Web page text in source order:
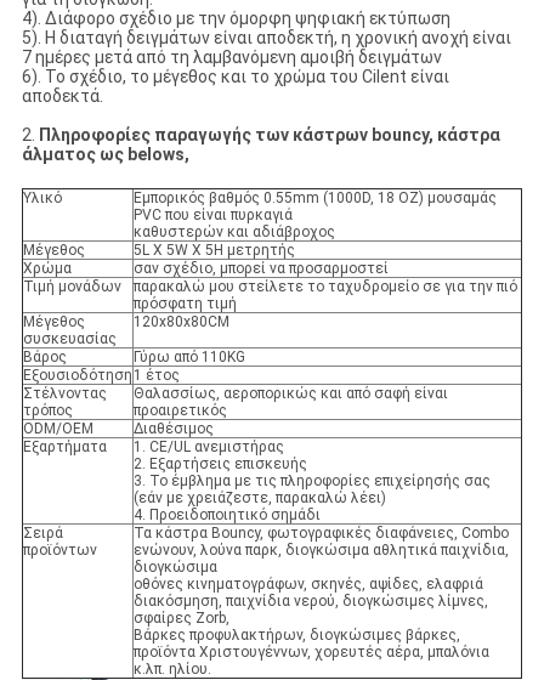
4). Διάφορο σχέδιο με την όμορφη ψηφιακή εκτύπωση
5). Η διαταγή δειγμάτων είναι αποδεκτή, η χρονική ανοχή είναι
7 ημέρες μετά από τη λαμβανόμενη αμοιβή δειγμάτων
6). Το σχέδιο, το μέγεθος και το χρώμα του Cilent είναι
αποδεκτά.
2. Πληροφορίες παραγωγής των κάστρων bouncy, κάστρα
άλματος ως belows,
Υλικό
Εμπορικός βαθμός 0.55mm (1000D, 18 OZ) μουσαμάς
PVC που είναι πυρκαγιά
καθυστερών και αδιάβροχος
Μέγεθος
5L Χ 5W Χ 5H μετρητής
Χρώμα
σαν σχέδιο, μπορεί να προσαρμοστεί
Τιμή μονάδων
παρακαλώ μου στείλετε το ταχυδρομείο σε για την πιό
πρόσφατη τιμή
Μέγεθος
συσκευασίας
120x80x80CM
Βάρος
Γύρω από 110KG
Εξουσιοδότηση 1 έτος
Στέλνοντας
τρόπος
Θαλασσίως, αεροπορικώς και από σαφή είναι
προαιρετικός
ODM/OEM
Διαθέσιμος
Εξαρτήματα
1. CE/UL ανεμιστήρας
2. Εξαρτήσεις επισκευής
3. Το έμβλημα με τις πληροφορίες επιχείρησής σας
(εάν με χρειάζεστε, παρακαλώ λέει)
4. Προειδοποιητικό σημάδι
Σειρά
προϊόντων
Τα κάστρα Bouncy, φωτογραφικές διαφάνειες, Combo
ενώνουν, λούνα παρκ, διογκώσιμα αθλητικά παιχνίδια,
διογκώσιμα
οθόνες κινηματογράφων, σκηνές, αψίδες, ελαφριά
διακόσμηση, παιχνίδια νερού, διογκώσιμες λίμνες,
σφαίρες Zorb,
Βάρκες προφυλακτήρων, διογκώσιμες βάρκες,
προϊόντα Χριστουγέννων, χορευτές αέρα, μπαλόνια
κ.λπ. ηλίου.